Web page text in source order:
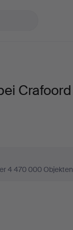
Crafoord
4 470 000 Objekten